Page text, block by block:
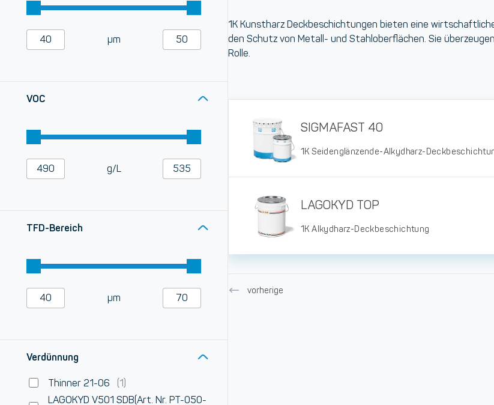
µm
VOC
g/L
TFD-Bereich
µm
Verdünnung
Thinner 21-06 (1)
LAGOKYD V501 SDB(Art. Nr. PT-050-
1K Kunstharz Deckbeschichtungen bieten eine
den Schutz von Metall- und Stahloberflächen. Sie
Rolle.
SIGMAFAST 40
1K Seidenglänzende-Alkydharz-
LAGOKYD TOP
1K Alkydharz-Deckbeschichtung
vorherige